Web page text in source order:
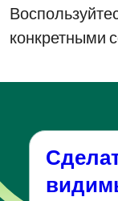
конкретными